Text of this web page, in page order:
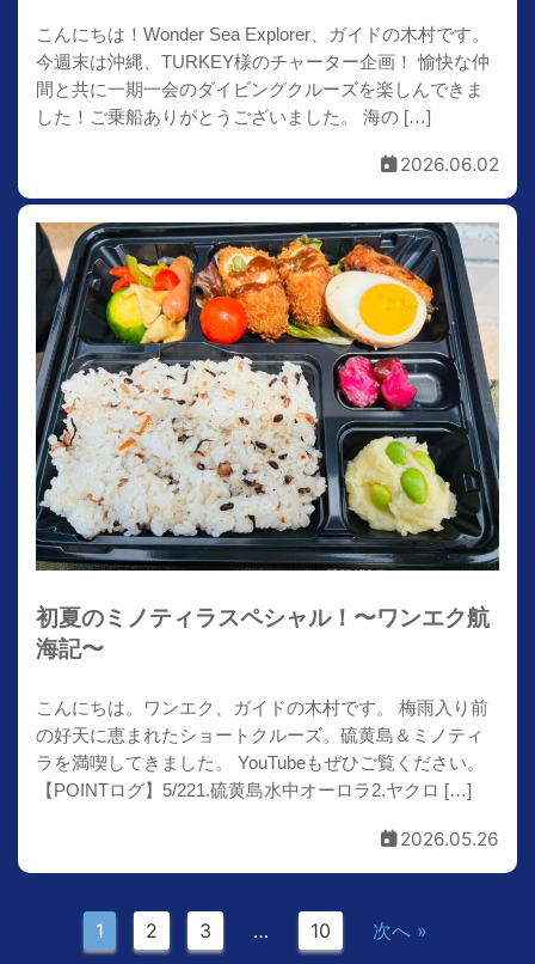
こんにちは！Wonder Sea Explorer、ガイドの木村です。
今週末は沖縄、TURKEY様のチャーター企画！ 愉快な仲
間と共に一期一会のダイビングクルーズを楽しんできま
した！ご乗船ありがとうございました。 海の […]
2026.06.02
初夏のミノティラスペシャル！〜ワンエク航
海記〜
こんにちは。ワンエク、ガイドの木村です。 梅雨入り前
の好天に恵まれたショートクルーズ。硫黄島＆ミノティ
ラを満喫してきました。 YouTubeもぜひご覧ください。
【POINTログ】5/221.硫黄島水中オーロラ2.ヤクロ […]
2026.05.26
1 2 3 … 10 次へ »